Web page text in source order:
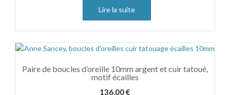
Lire la suite
Paire de boucles d’oreille 10mm argent et cuir tatoué,
motif écailles
136,00€